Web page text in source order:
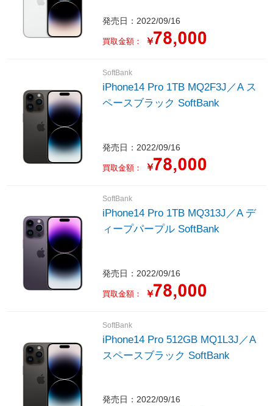
発売日：2022/09/16
買取金額： ￥
SoftBank
iPhone14 Pro 1TB MQ2F3J／A ス
ペースブラック SoftBank
発売日：2022/09/16
買取金額： ￥
SoftBank
iPhone14 Pro 1TB MQ313J／A デ
ィープパープル SoftBank
発売日：2022/09/16
買取金額： ￥
SoftBank
iPhone14 Pro 512GB MQ1L3J／A
スペースブラック SoftBank
発売日：2022/09/16